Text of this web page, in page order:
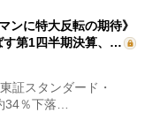
ンに特大反転の期待》
す第1四半期決算、…
証スタンダード・
34％下落…